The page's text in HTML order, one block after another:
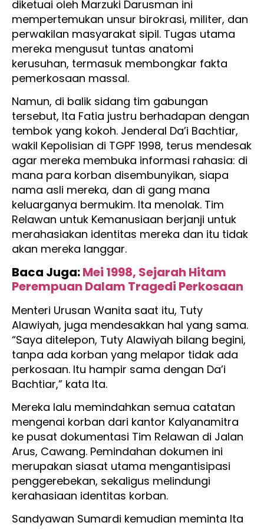
diketuai oleh Marzuki Darusman ini
mempertemukan unsur birokrasi, militer, dan
perwakilan masyarakat sipil. Tugas utama
mereka mengusut tuntas anatomi
kerusuhan, termasuk membongkar fakta
pemerkosaan massal.
Namun, di balik sidang tim gabungan
tersebut, Ita Fatia justru berhadapan dengan
tembok yang kokoh. Jenderal Da’i Bachtiar,
wakil Kepolisian di TGPF 1998, terus mendesak
agar mereka membuka informasi rahasia: di
mana para korban disembunyikan, siapa
nama asli mereka, dan di gang mana
keluarganya bermukim. Ita menolak. Tim
Relawan untuk Kemanusiaan berjanji untuk
merahasiakan identitas mereka dan itu tidak
akan mereka langgar.
Baca Juga:Mei 1998, Sejarah Hitam
Perempuan Dalam Tragedi Perkosaan
Menteri Urusan Wanita saat itu, Tuty
Alawiyah, juga mendesakkan hal yang sama.
“Saya ditelepon, Tuty Alawiyah bilang begini,
tanpa ada korban yang melapor tidak ada
perkosaan. Itu hampir sama dengan Da’i
Bachtiar,” kata Ita.
Mereka lalu memindahkan semua catatan
mengenai korban dari kantor Kalyanamitra
ke pusat dokumentasi Tim Relawan di Jalan
Arus, Cawang. Pemindahan dokumen ini
merupakan siasat utama mengantisipasi
penggerebekan, sekaligus melindungi
kerahasiaan identitas korban.
Sandyawan Sumardi kemudian meminta Ita